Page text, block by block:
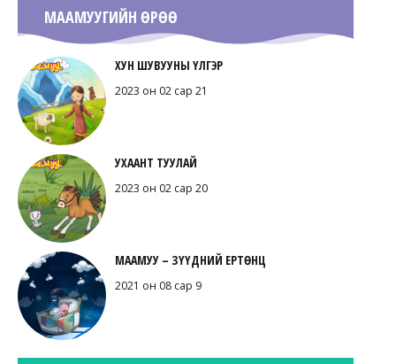
МААМУУГИЙН ӨРӨӨ
ХУН ШУВУУНЫ ҮЛГЭР
2023 он 02 сар 21
УХААНТ ТУУЛАЙ
2023 он 02 сар 20
МААМУУ – ЗҮҮДНИЙ ЕРТӨНЦ
2021 он 08 сар 9